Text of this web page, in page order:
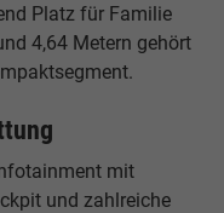
Platz für Familie
4,64 Metern gehört
mit
und zahlreiche